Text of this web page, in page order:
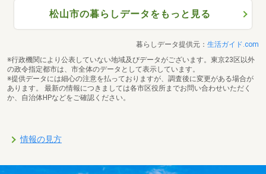
松山市の暮らしデータをもっと見る
暮らしデータ提供元： 生活ガイド.com
※行政機関により公表していない地域及びデータがございます。東京23区以外
の政令指定都市は、市全体のデータとして表示しています。
※提供データには細心の注意を払っておりますが、調査後に変更がある場合が
あります。 最新の情報につきましては各市区役所までお問い合わせいただく
か、自治体HPなどをご確認ください。
情報の見方